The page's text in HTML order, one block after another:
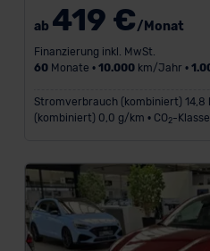
ab 419 €/Monat
Finanzierung inkl. MwSt.
60Monate • 10.000km/Jahr •
Stromverbrauch (kombiniert) 14,8
(kombiniert) 0,0 g/km • CO2-